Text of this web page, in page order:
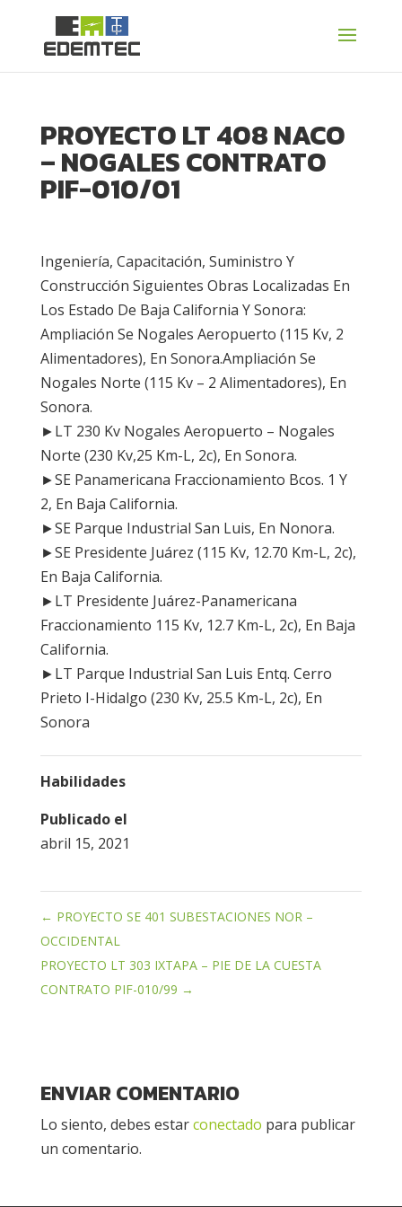
PROYECTO LT 408 NACO
– NOGALES CONTRATO
PIF-010/01
Ingeniería, Capacitación, Suministro Y
Construcción Siguientes Obras Localizadas En
Los Estado De Baja California Y Sonora:
Ampliación Se Nogales Aeropuerto (115 Kv, 2
Alimentadores), En Sonora.Ampliación Se
Nogales Norte (115 Kv – 2 Alimentadores), En
Sonora.
►LT 230 Kv Nogales Aeropuerto – Nogales
Norte (230 Kv,25 Km-L, 2c), En Sonora.
►SE Panamericana Fraccionamiento Bcos. 1 Y
2, En Baja California.
►SE Parque Industrial San Luis, En Nonora.
►SE Presidente Juárez (115 Kv, 12.70 Km-L, 2c),
En Baja California.
►LT Presidente Juárez-Panamericana
Fraccionamiento 115 Kv, 12.7 Km-L, 2c), En Baja
California.
►LT Parque Industrial San Luis Entq. Cerro
Prieto I-Hidalgo (230 Kv, 25.5 Km-L, 2c), En
Sonora
Habilidades
Publicado el
abril 15, 2021
← PROYECTO SE 401 SUBESTACIONES NOR –
OCCIDENTAL
PROYECTO LT 303 IXTAPA – PIE DE LA CUESTA
CONTRATO PIF-010/99 →
ENVIAR COMENTARIO
Lo siento, debes estarconectado para publicar
un comentario.